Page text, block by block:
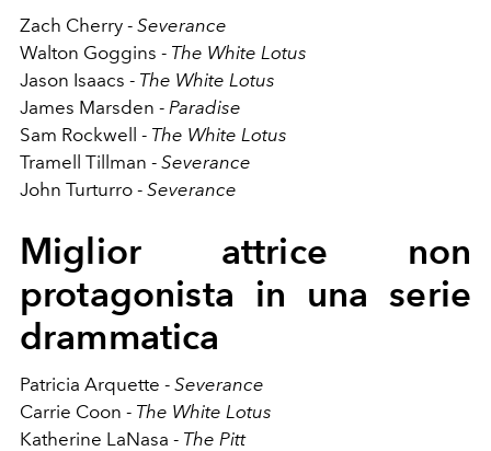
Zach Cherry - Severance
Walton Goggins - The White Lotus
Jason Isaacs - The White Lotus
James Marsden - Paradise
Sam Rockwell - The White Lotus
Tramell Tillman - Severance
John Turturro - Severance
Miglior attrice non
protagonista in una serie
drammatica
Patricia Arquette - Severance
Carrie Coon - The White Lotus
Katherine LaNasa - The Pitt